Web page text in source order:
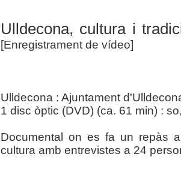
Ulldecona, cultura i
[Enregistrament de vídeo]
Ulldecona : Ajuntament
1 disc òptic (DVD) (ca. 61 min) :
Documental on es fa un repàs
cultura amb entrevistes a 24